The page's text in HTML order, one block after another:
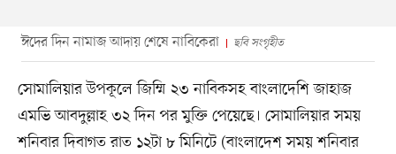
ঈদের দিন নামাজ আদায় শেষে নাবিকেরা ছবি সংগৃহীত
সোমালিয়ার উপকূলে জিম্মি ২৩ নাবিকসহ বাংলাদেশি জাহাজ
এমভি আবদুল্লাহ ৩২ দিন পর মুক্তি পেয়েছে। সোমালিয়ার সময়
শনিবার দিবাগত রাত ১২টা ৮ মিনিটে (বাংলাদেশ সময় শনিবার